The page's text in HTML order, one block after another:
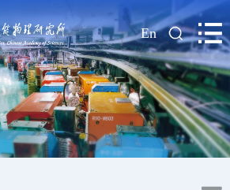
| En